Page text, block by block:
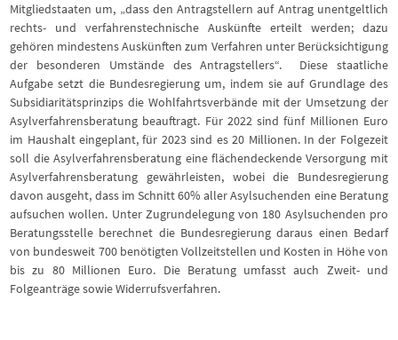
Mitgliedstaaten um, „dass den Antragstellern auf Antrag unentgeltlich
rechts- und verfahrenstechnische Auskünfte erteilt werden; dazu
gehören mindestens Auskünften zum Verfahren unter Berücksichtigung
der besonderen Umstände des Antragstellers“. Diese staatliche
Aufgabe setzt die Bundesregierung um, indem sie auf Grundlage des
Subsidiaritätsprinzips die Wohlfahrtsverbände mit der Umsetzung der
Asylverfahrensberatung beauftragt. Für 2022 sind fünf Millionen Euro
im Haushalt eingeplant, für 2023 sind es 20 Millionen. In der Folgezeit
soll die Asylverfahrensberatung eine flächendeckende Versorgung mit
Asylverfahrensberatung gewährleisten, wobei die Bundesregierung
davon ausgeht, dass im Schnitt 60% aller Asylsuchenden eine Beratung
aufsuchen wollen. Unter Zugrundelegung von 180 Asylsuchenden pro
Beratungsstelle berechnet die Bundesregierung daraus einen Bedarf
von bundesweit 700 benötigten Vollzeitstellen und Kosten in Höhe von
bis zu 80 Millionen Euro. Die Beratung umfasst auch Zweit- und
Folgeanträge sowie Widerrufsverfahren.​